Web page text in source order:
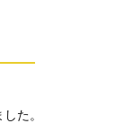
た。